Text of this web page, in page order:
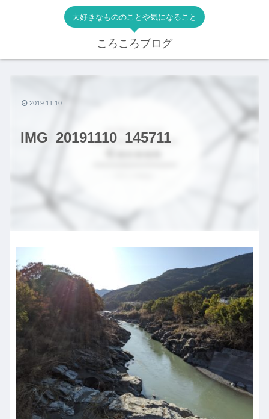
大好きなもののことや気になること
ころころブログ
IMG_20191110_145711
2019.11.10